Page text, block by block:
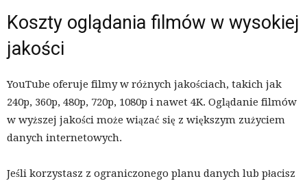
Koszty oglądania filmów w wysokiej
jakości
YouTube oferuje filmy w różnych jakościach, takich jak
240p, 360p, 480p, 720p, 1080p i nawet 4K. Oglądanie filmów
w wyższej jakości może wiązać się z większym zużyciem
danych internetowych.
Jeśli korzystasz z ograniczonego planu danych lub płacisz